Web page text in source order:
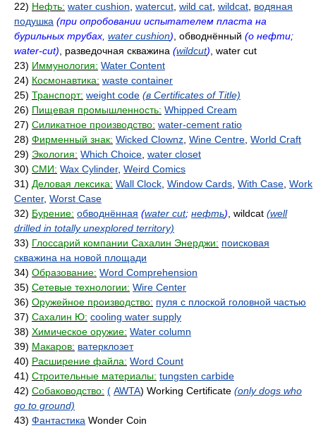
22) Нефть: water cushion watercut wild cat wildcat водяная
подушка (при опробовании испытателем пласта на
бурильных трубах, water cushion) , обводнённый (о нефти;
water-cut) , разведочная скважина (wildcut) , water cut
23) Иммунология: Water Content
24) Космонавтика: waste container
25) Транспорт: weight code (в Certificates of Title)
26) Пищевая промышленность: Whipped Cream
27) Силикатное производство: water-cement ratio
28) Фирменный знак: Wicked Clownz Wine Centre World Craft
29) Экология: Which Choice water closet
30) СМИ: Wax Cylinder, Weird Comics
31) Деловая лексика: Wall Clock Window Cards With Case Work
Center, Worst Case
32) Бурение: обводнённая (water cut; нефть) , wildcat (well
drilled in totally unexplored territory)
33) Глоссарий компании Сахалин Энерджи: поисковая
скважина на новой площади
34) Образование: Word Comprehension
35) Сетевые технологии: Wire Center
36) Оружейное производство: пуля с плоской головной частью
37) Сахалин Ю: cooling water supply
38) Химическое оружие: Water column
39) Макаров: ватерклозет
40) Расширение файла: Word Count
41) Строительные материалы: tungsten carbide
42) Собаководство: ( AWTA) Working Certificate (only dogs who
go to ground)
43) Фантастика Wonder Coin